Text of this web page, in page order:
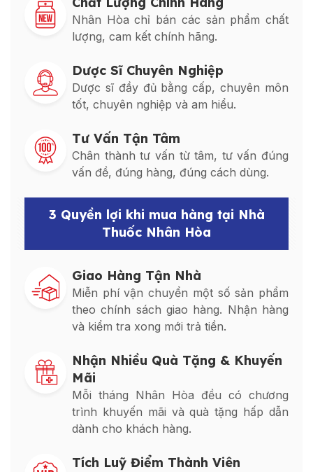
Nhân Hòa chỉ bán các sản phẩm chất
lượng, cam kết chính hãng.
Dược Sĩ Chuyên Nghiệp
Dược sĩ đầy đủ bằng cấp, chuyên môn
tốt, chuyên nghiệp và am hiểu.
Tư Vấn Tận Tâm
Chân thành tư vấn từ tâm, tư vấn đúng
vấn đề, đúng hàng, đúng cách dùng.
3 Quyền lợi khi mua hàng tại Nhà
Thuốc Nhân Hòa
Giao Hàng Tận Nhà
Miễn phí vận chuyển một số sản phẩm
theo chính sách giao hàng. Nhận hàng
và kiểm tra xong mới trả tiền.
Nhận Nhiều Quà Tặng & Khuyến
Mãi
Mỗi tháng Nhân Hòa đều có chương
trình khuyến mãi và quà tặng hấp dẫn
dành cho khách hàng.
Tích Luỹ Điểm Thành Viên